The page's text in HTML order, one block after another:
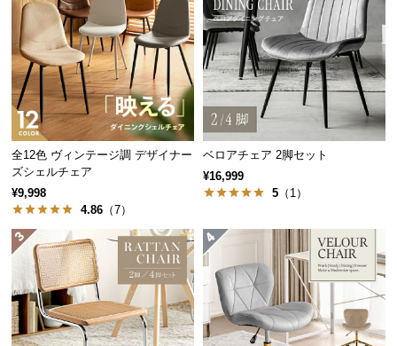
中
品
の
配
送
に
つ
い
て
小
型
商
品
の
全12色 ヴィンテージ調 デザイナー
ズシェルチェア
¥9,998
4.86 （7）
ベロアチェア 2脚セット
¥16,999
5 （1）